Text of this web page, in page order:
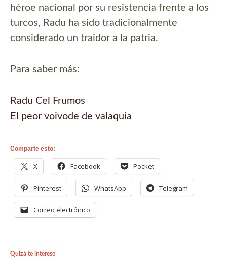
héroe nacional por su resistencia frente a los
turcos, Radu ha sido tradicionalmente
considerado un traidor a la patria.
Para saber más:
Radu Cel Frumos
El peor voivode de valaquia
Comparte esto:
X Facebook Pocket
Pinterest WhatsApp Telegram
Correo electrónico
Quizá te interese